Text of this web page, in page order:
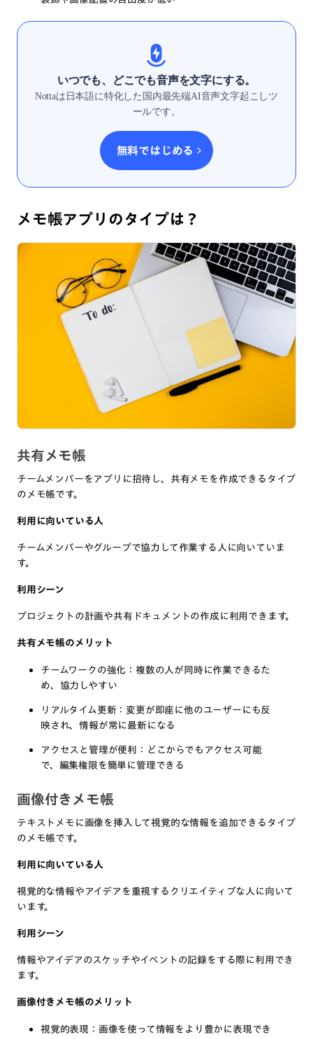
いつでも、どこでも音声を文字にする。
Nottaは日本語に特化した国内最先端AI音声文字起こしツ
ールです。
無料ではじめる
メモ帳アプリのタイプは？
共有メモ帳
チームメンバーをアプリに招待し、共有メモを作成できるタイプ
のメモ帳です。
利用に向いている人
チームメンバーやグループで協力して作業する人に向いていま
す。
利用シーン
プロジェクトの計画や共有ドキュメントの作成に利用できます。
共有メモ帳のメリット
チームワークの強化：複数の人が同時に作業できるた
め、協力しやすい
リアルタイム更新：変更が即座に他のユーザーにも反
映され、情報が常に最新になる
アクセスと管理が便利：どこからでもアクセス可能
で、編集権限を簡単に管理できる
画像付きメモ帳
テキストメモに画像を挿入して視覚的な情報を追加できるタイプ
のメモ帳です。
利用に向いている人
視覚的な情報やアイデアを重視するクリエイティブな人に向いて
います。
利用シーン
情報やアイデアのスケッチやイベントの記録をする際に利用でき
ます。
画像付きメモ帳のメリット
視覚的表現：画像を使って情報をより豊かに表現でき